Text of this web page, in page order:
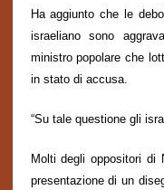
Ha aggiunto che le
israeliano sono
ministropopolare che
in stato di accusa.
“Su tale questione gli
Molti degli oppositori di
presentazione di un